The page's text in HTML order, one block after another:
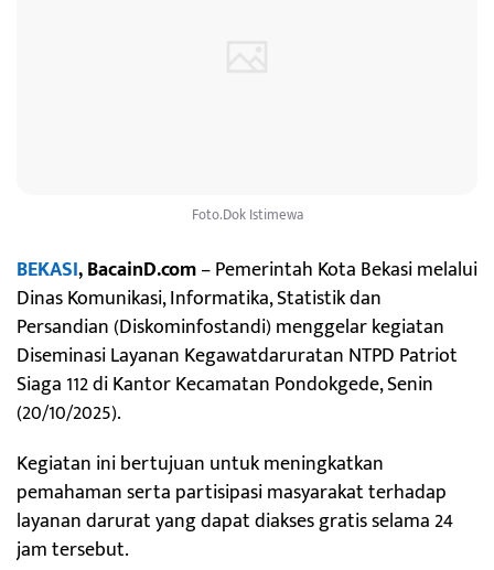
Foto.Dok Istimewa
BEKASI, BacainD.com– Pemerintah Kota Bekasi melalui
Dinas Komunikasi, Informatika, Statistik dan
Persandian (Diskominfostandi) menggelar kegiatan
Diseminasi Layanan Kegawatdaruratan NTPD Patriot
Siaga 112 di Kantor Kecamatan Pondokgede, Senin
(20/10/2025).
Kegiatan ini bertujuan untuk meningkatkan
pemahaman serta partisipasi masyarakat terhadap
layanan darurat yang dapat diakses gratis selama 24
jam tersebut.